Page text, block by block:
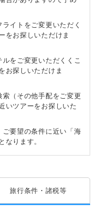
イトをご変更いただく
をお探しいただけま
をご変更いただくくこ
お探しいただけま
（その他手配をご変更
いツアーをお探しいた
要望の条件に近い「海
なります。
旅行条件・諸税等